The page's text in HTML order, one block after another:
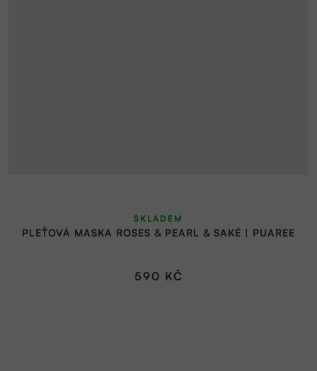
PLEŤOVÁ MASKA ROSES & PEARL & SAKÉ | PUAREE
SKLADEM
590 KČ